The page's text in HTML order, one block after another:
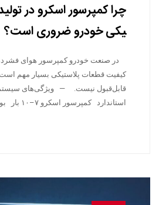
چرا کمپرسور اسکرو در
یکی خودرو ضروری است؟
در صنعت خودرو کمپرسور هوای
کیفیت قطعات پلاستیکی بسیار مهم
قابل‌قبول نیست. — ویژگی‌های
استاندارد کمپرسور اسکرو ۷–۱۰ بار بوستر برای…